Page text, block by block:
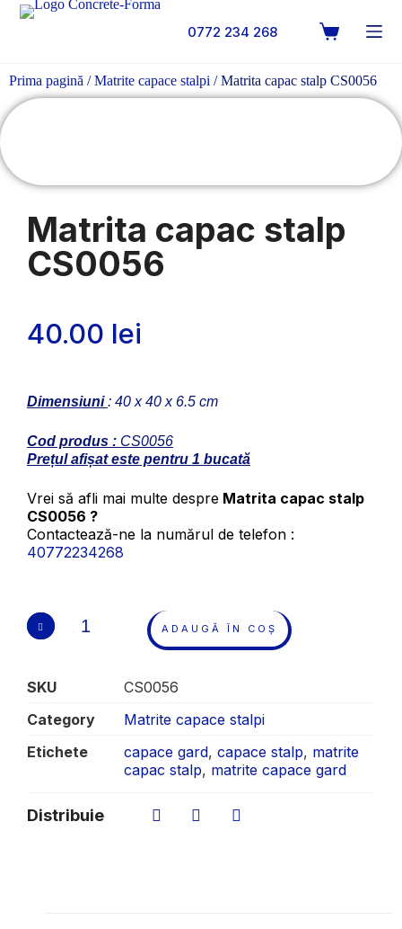
0772 234 268
Prima pagină /Matrite capace stalpi / Matrita capac stalp CS0056
Matrita capac stalp
CS0056
40.00 lei
Dimensiuni : 40 x 40 x 6.5 cm
Cod produs : CS0056
Prețul afișat este pentru 1 bucată
Vrei să afli mai multe despre Matrita capac stalp
CS0056 ?
Contactează-ne la numărul de telefon :
40772234268
ADAUGĂ ÎN COȘ
SKU
CS0056
Category
Matrite capace stalpi
Etichete
capace gard, capace stalp, matrite
capac stalp, matrite capace gard
Distribuie